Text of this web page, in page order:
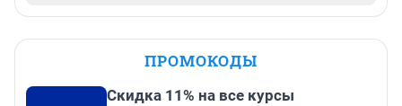
ПРОМОКОДЫ
Скидка 11% на все курсы